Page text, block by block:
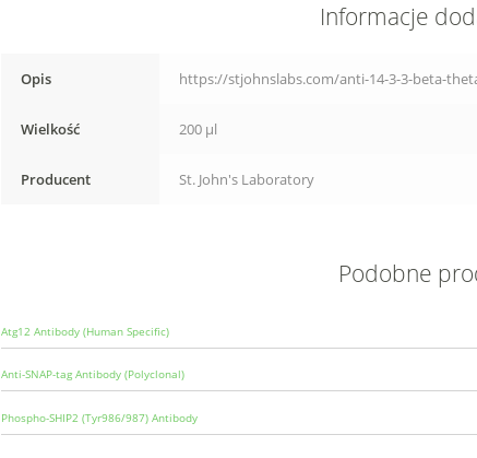
Informacje
Opis https://stjohnslabs.com/anti-14-3-3-beta-
Wielkość 200 µl
Producent St. John's Laboratory
Podobne
Atg12 Antibody (Human Specific)
Anti-SNAP-tag Antibody (Polyclonal)
Phospho-SHIP2 (Tyr986/987) Antibody